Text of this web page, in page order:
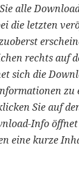
alle
die letzten
rechts auf
sich die
zu
Sie auf
Info
eine kurze